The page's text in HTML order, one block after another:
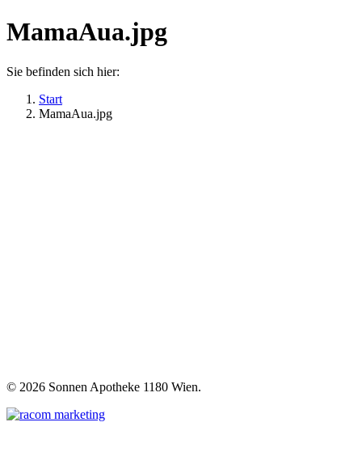
MamaAua.jpg
Sie befinden sich hier:
Start
MamaAua.jpg
© 2026 Sonnen Apotheke 1180 Wien.